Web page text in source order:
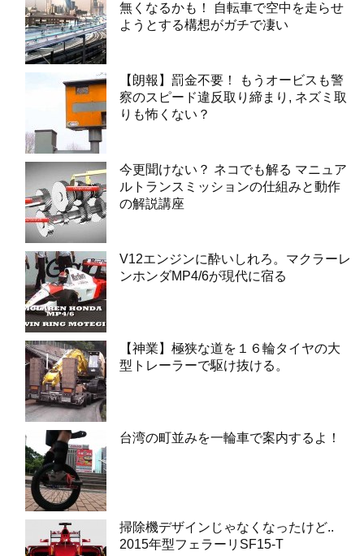
無くなるかも！ 自転車で空中を走らせ
ようとする構想がガチで凄い
【朗報】罰金不要！ もうオービスも警
察のスピード違反取り締まり, ネズミ取
りも怖くない？
今更聞けない？ ネコでも解る マニュア
ルトランスミッションの仕組みと動作
の解説講座
V12エンジンに酔いしれろ。マクラーレ
ンホンダMP4/6が現代に宿る
【神業】極狭な道を１６輪タイヤの大
型トレーラーで駆け抜ける。
台湾の町並みを一輪車で案内するよ！
掃除機デザインじゃなくなったけど..
2015年型フェラーリSF15-T